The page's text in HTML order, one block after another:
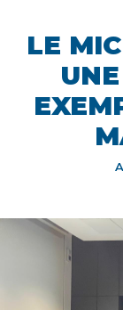
LE